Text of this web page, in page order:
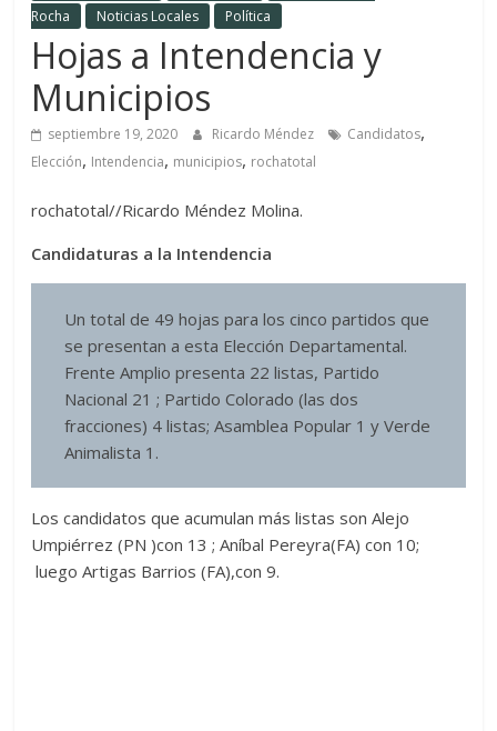
Rocha
Noticias Locales Política
Hojas a Intendencia y
Municipios
septiembre 19, 2020 Ricardo Méndez Candidatos,
Elección, Intendencia, municipios, rochatotal
rochatotal//Ricardo Méndez Molina.
Candidaturas a la Intendencia
Un total de 49 hojas para los cinco partidos que
se presentan a esta Elección Departamental.
Frente Amplio presenta 22 listas, Partido
Nacional 21 ; Partido Colorado (las dos
fracciones) 4 listas; Asamblea Popular 1 y Verde
Animalista 1.
Los candidatos que acumulan más listas son Alejo
Umpiérrez (PN )con 13 ; Aníbal Pereyra(FA) con 10;
luego Artigas Barrios (FA),con 9.